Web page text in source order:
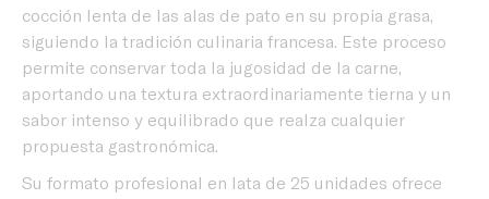
cocción lenta de las alas de pato en su propia grasa,
siguiendo la tradición culinaria francesa. Este proceso
permite conservar toda la jugosidad de la carne,
aportando una textura extraordinariamente tierna y un
sabor intenso y equilibrado que realza cualquier
propuesta gastronómica.
Su formato profesional en lata de 25 unidades ofrece